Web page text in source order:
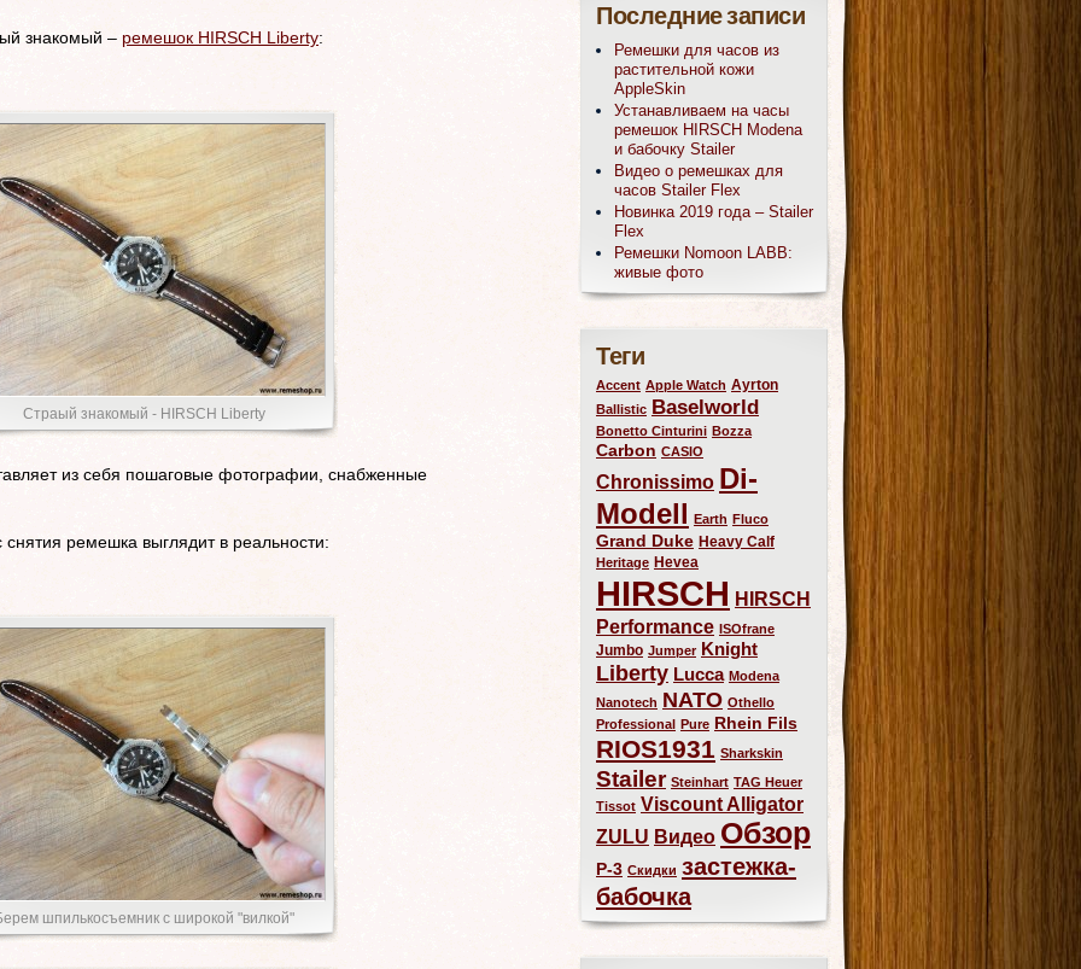
знакомый – ремешок HIRSCH Liberty:
Страый знакомый - HIRSCH Liberty
из себя пошаговые фотографии, снабженные
ремешка выглядит в реальности:
шпилькосъемник с широкой "вилкой"
Последние записи
Ремешки для часов из
растительной кожи
AppleSkin
Устанавливаем на часы
ремешок HIRSCH Modena
и бабочку Stailer
Видео о ремешках для
часов Stailer Flex
Новинка 2019 года – Stailer
Flex
Ремешки Nomoon LABB:
живые фото
Теги
Accent Apple Watch Ayrton
Ballistic Baselworld
Bonetto Cinturini Bozza
Carbon CASIO
Chronissimo Di-
Modell Earth Fluco
Grand Duke Heavy Calf
Heritage Hevea
HIRSCH HIRSCH
Performance ISOfrane
Jumbo Jumper Knight
Liberty Lucca Modena
Nanotech NATO Othello
Professional Pure Rhein Fils
RIOS1931 Sharkskin
Stailer Steinhart TAG Heuer
Tissot Viscount Alligator
ZULU Видео Обзор
Р-3 Скидки застежка-
бабочка